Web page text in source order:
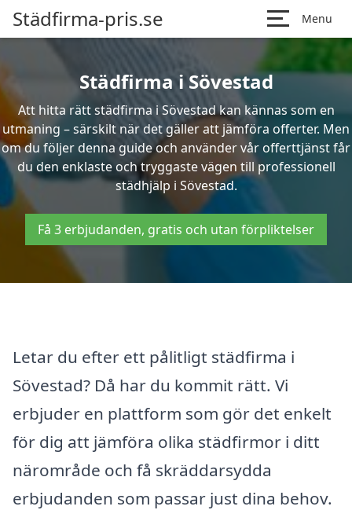
Städfirma-pris.se Menu
Städfirma i Sövestad
Att hitta rätt städfirma i Sövestad kan kännas som en
utmaning – särskilt när det gäller att jämföra offerter. Men
om du följer denna guide och använder vår offerttjänst får
du den enklaste och tryggaste vägen till professionell
städhjälp i Sövestad.
Få 3 erbjudanden, gratis och utan förpliktelser
Letar du efter ett pålitligt städfirma i
Sövestad? Då har du kommit rätt. Vi
erbjuder en plattform som gör det enkelt
för dig att jämföra olika städfirmor i ditt
närområde och få skräddarsydda
erbjudanden som passar just dina behov.